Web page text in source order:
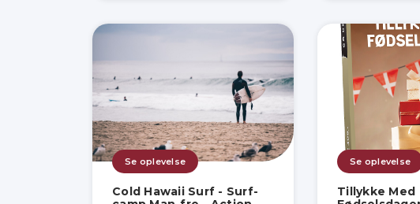
Se oplevelse
Cold Hawaii Surf - Surf-
Se oplevelse
Tillykke Med